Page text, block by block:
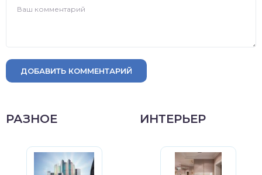
ДОБАВИТЬ КОММЕНТАРИЙ
РАЗНОЕ ИНТЕРЬЕР